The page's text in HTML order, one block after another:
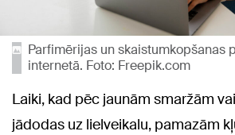
Parfimērijas un skaistumkopšanas
internetā. Foto: Freepik.com
Laiki, kad pēc jaunām smaržām
jādodas uz lielveikalu, pamazām